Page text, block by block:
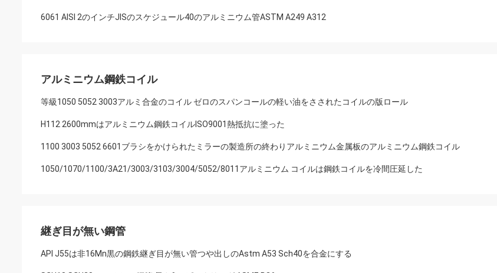
6061 AISI 2のインチJISのスケジュール40のアルミニウム管ASTM A249 A312
アルミニウム鋼鉄コイル
等級1050 5052 3003アルミ合金のコイル ゼロのスパンコールの軽い油をさされたコイルの版ロール
H112 2600mmはアルミニウム鋼鉄コイルISO9001熱抵抗に塗った
1100 3003 5052 6601ブラシをかけられたミラーの製造所の終わりアルミニウム金属板のアルミニウム鋼鉄コイル
1050/1070/1100/3A21/3003/3103/3004/5052/8011アルミニウム コイルは鋼鉄コイルを冷間圧延した
継ぎ目が無い鋼管
API J55は非16Mn黒の鋼鉄継ぎ目が無い管つや出しのAstm A53 Sch40を合金にする